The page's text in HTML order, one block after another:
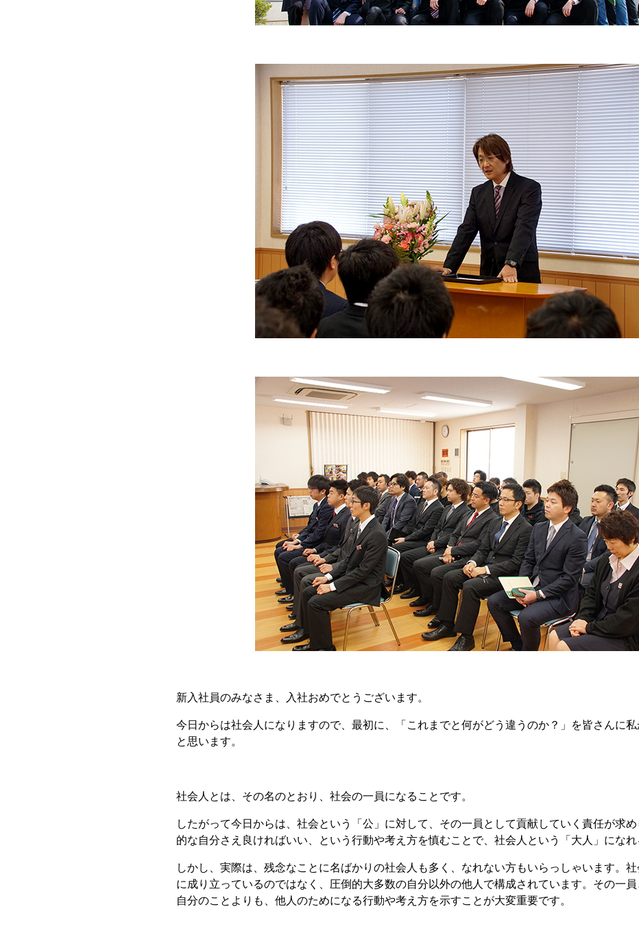
新入社員のみなさま、入社おめでとうございます。
今日からは社会人になりますので、最初に、「これまでと何がどう違うのか？」を皆さんに
と思います。
社会人とは、その名のとおり、社会の一員になることです。
したがって今日からは、社会という「公」に対して、その一員として貢献していく責任が求
的な自分さえ良ければいい、という行動や考え方を慎むことで、社会人という「大人」になれ
しかし、実際は、残念なことに名ばかりの社会人も多く、なれない方もいらっしゃいます。
に成り立っているのではなく、圧倒的大多数の自分以外の他人で構成されています。その一
自分のことよりも、他人のためになる行動や考え方を示すことが大変重要です。